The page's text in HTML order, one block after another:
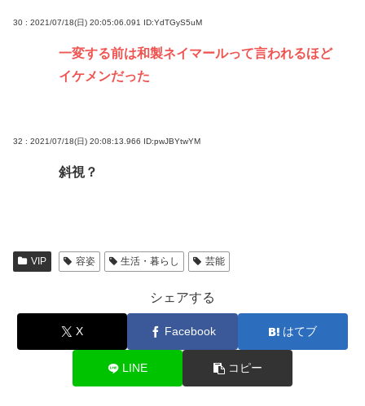
30 : 2021/07/18(日) 20:05:06.091 ID:YdTGyS5uM
一変する前は和製ネイマールって言われるほど
イケメンだった
32 : 2021/07/18(日) 20:08:13.966 ID:pwJBYtwYM
斜視？
VIP 容姿 生活・暮らし 芸能
シェアする
X Facebook はてブ
LINE コピー